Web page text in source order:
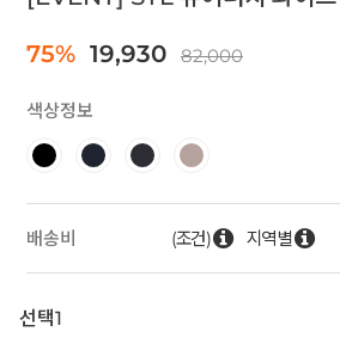
75% 19,930 82,000
색상정보
배송비 (조건) 지역별
선택1